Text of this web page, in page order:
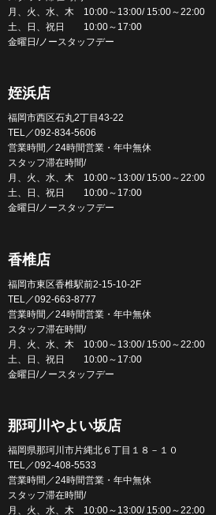
月、火、水、木 10:00～13:00/ 15:00～22:00
土、日、祝日 10:00～17:00
金曜日/ノースタッフデー
姪浜店
福岡市西区石丸2丁目43-22
TEL／092-834-5606
営業時間／24時間営業・年中無休
スタッフ滞在時間/
月、火、水、木 10:00～13:00/ 15:00～22:00
土、日、祝日 10:00～17:00
金曜日/ノースタッフデー
香椎店
福岡市東区香椎駅前2-15-10-2F
TEL／092-663-8777
営業時間／24時間営業・年中無休
スタッフ滞在時間/
月、火、水、木 10:00～13:00/ 15:00～22:00
土、日、祝日 10:00～17:00
金曜日/ノースタッフデー
那珂川やよい坂店
福岡県那珂川市片縄北６丁目１８－１０
TEL／092-408-5533
営業時間／24時間営業・年中無休
スタッフ滞在時間/
月、火、水、木 10:00～13:00/ 15:00～22:00